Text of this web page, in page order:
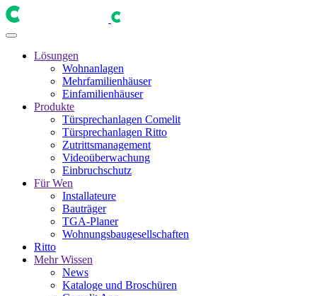
Lösungen
Wohnanlagen
Mehrfamilienhäuser
Einfamilienhäuser
Produkte
Türsprechanlagen Comelit
Türsprechanlagen Ritto
Zutrittsmanagement
Videoüberwachung
Einbruchschutz
Für Wen
Installateure
Bauträger
TGA-Planer
Wohnungsbaugesellschaften
Ritto
Mehr Wissen
News
Kataloge und Broschüren